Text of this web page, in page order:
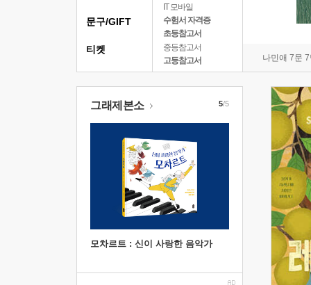
IT 모바일
수험서 자격증
초등참고서
중등참고서
고등참고서
나민애 7문
문구/GIFT
티켓
그래제본소
모차르트 : 신이 사랑한 음악가
5/5